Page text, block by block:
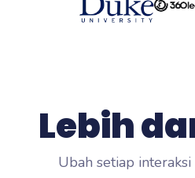
Lebih
Ubah setiap